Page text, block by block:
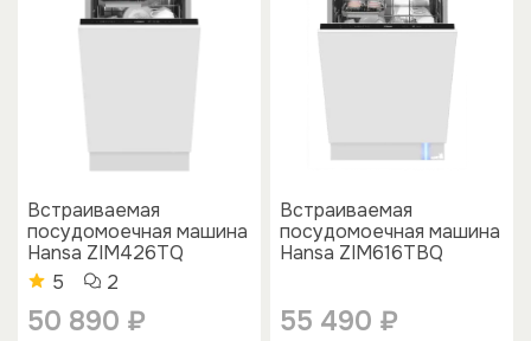
Встраиваемая
посудомоечная машина
Hansa ZIM426TQ
5
2
50 890 ₽
Встраиваемая
посудомоечная машина
Hansa ZIM616TBQ
55 490 ₽